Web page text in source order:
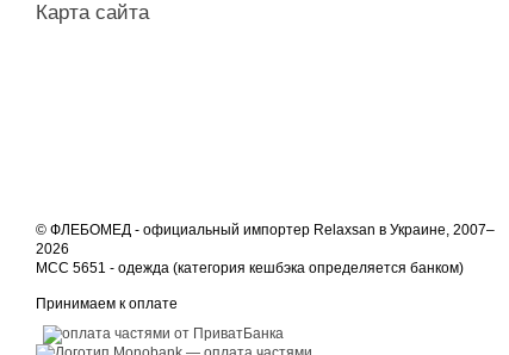
Карта сайта
© ФЛЕБОМЕД - официальный импортер Relaxsan в Украине, 2007–
2026
MCC 5651 - одежда (категория кешбэка определяется банком)
Принимаем к оплате